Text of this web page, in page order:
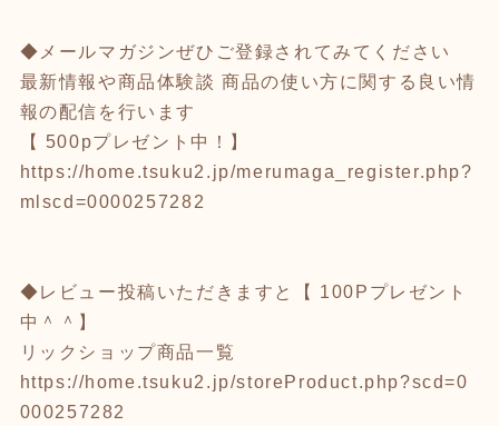
◆メールマガジンぜひご登録されてみてください
最新情報や商品体験談 商品の使い方に関する良い情
報の配信を行います
【 500pプレゼント中！】
https://home.tsuku2.jp/merumaga_register.php?
mlscd=0000257282
◆レビュー投稿いただきますと【 100Pプレゼント
中＾＾】
リックショップ商品一覧
https://home.tsuku2.jp/storeProduct.php?scd=0
000257282